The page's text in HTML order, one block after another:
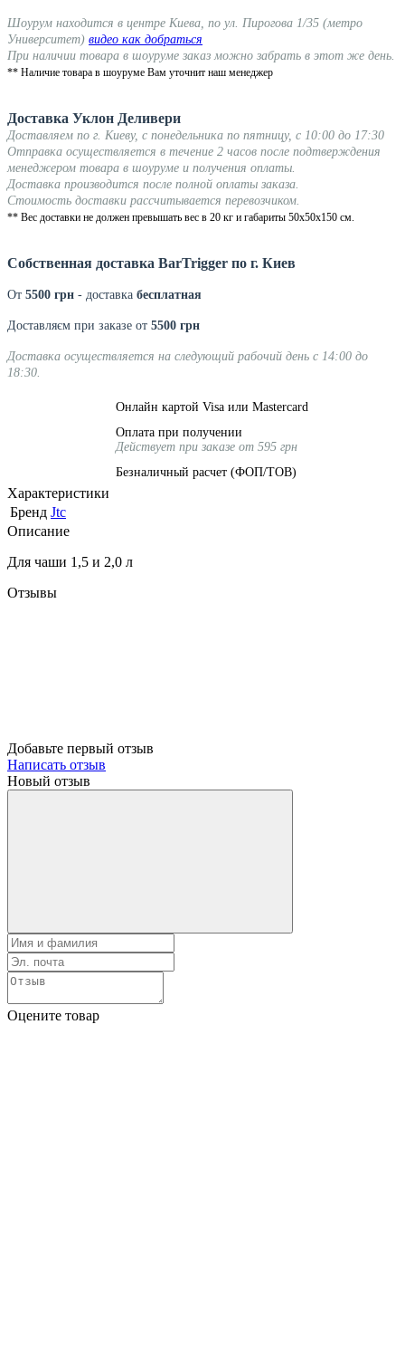
Шоурум находится в центре Киева, по ул. Пирогова 1/35 (метро
Университет) видео как добраться
При наличии товара в шоуруме заказ можно забрать в этот же день.
** Наличие товара в шоуруме Вам уточнит наш менеджер
Доставка Уклон Деливери
Доставляем по г. Киеву, с понедельника по пятницу, с 10:00 до 17:30
Отправка осуществляется в течение 2 часов после подтверждения
менеджером товара в шоуруме и получения оплаты.
Доставка производится после полной оплаты заказа.
Стоимость доставки рассчитывается перевозчиком.
** Вес доставки не должен превышать вес в 20 кг и габариты 50х50х150 см.
Собственная доставка BarTrigger по г. Киев
От 5500 грн - доставка бесплатная
Доставляєм при заказе от 5500 грн
Доставка осуществляется на следующий рабочий день с 14:00 до
18:30.
Онлайн картой Visa или Mastercard
Оплата при получении
Действует при заказе от 595 грн
Безналичный расчет (ФОП/ТОВ)
Характеристики
Бренд Jtc
Описание
Для чаши 1,5 и 2,0 л
Отзывы
Добавьте первый отзыв
Написать отзыв
Новый отзыв
Оцените товар